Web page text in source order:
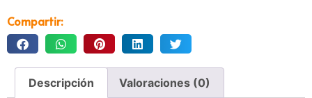
Compartir:
Descripción Valoraciones (0)